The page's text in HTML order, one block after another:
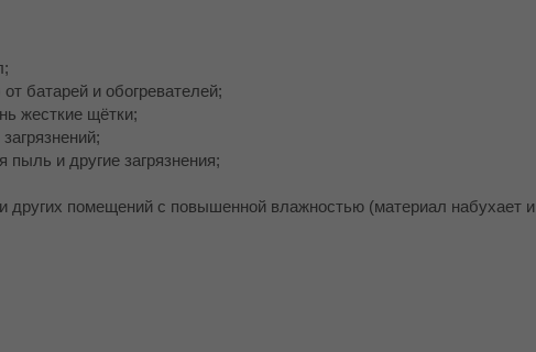
батарей и обогревателей;
жесткие щётки;
и другие загрязнения;
других помещений с повышенной влажностью (материал набухает и